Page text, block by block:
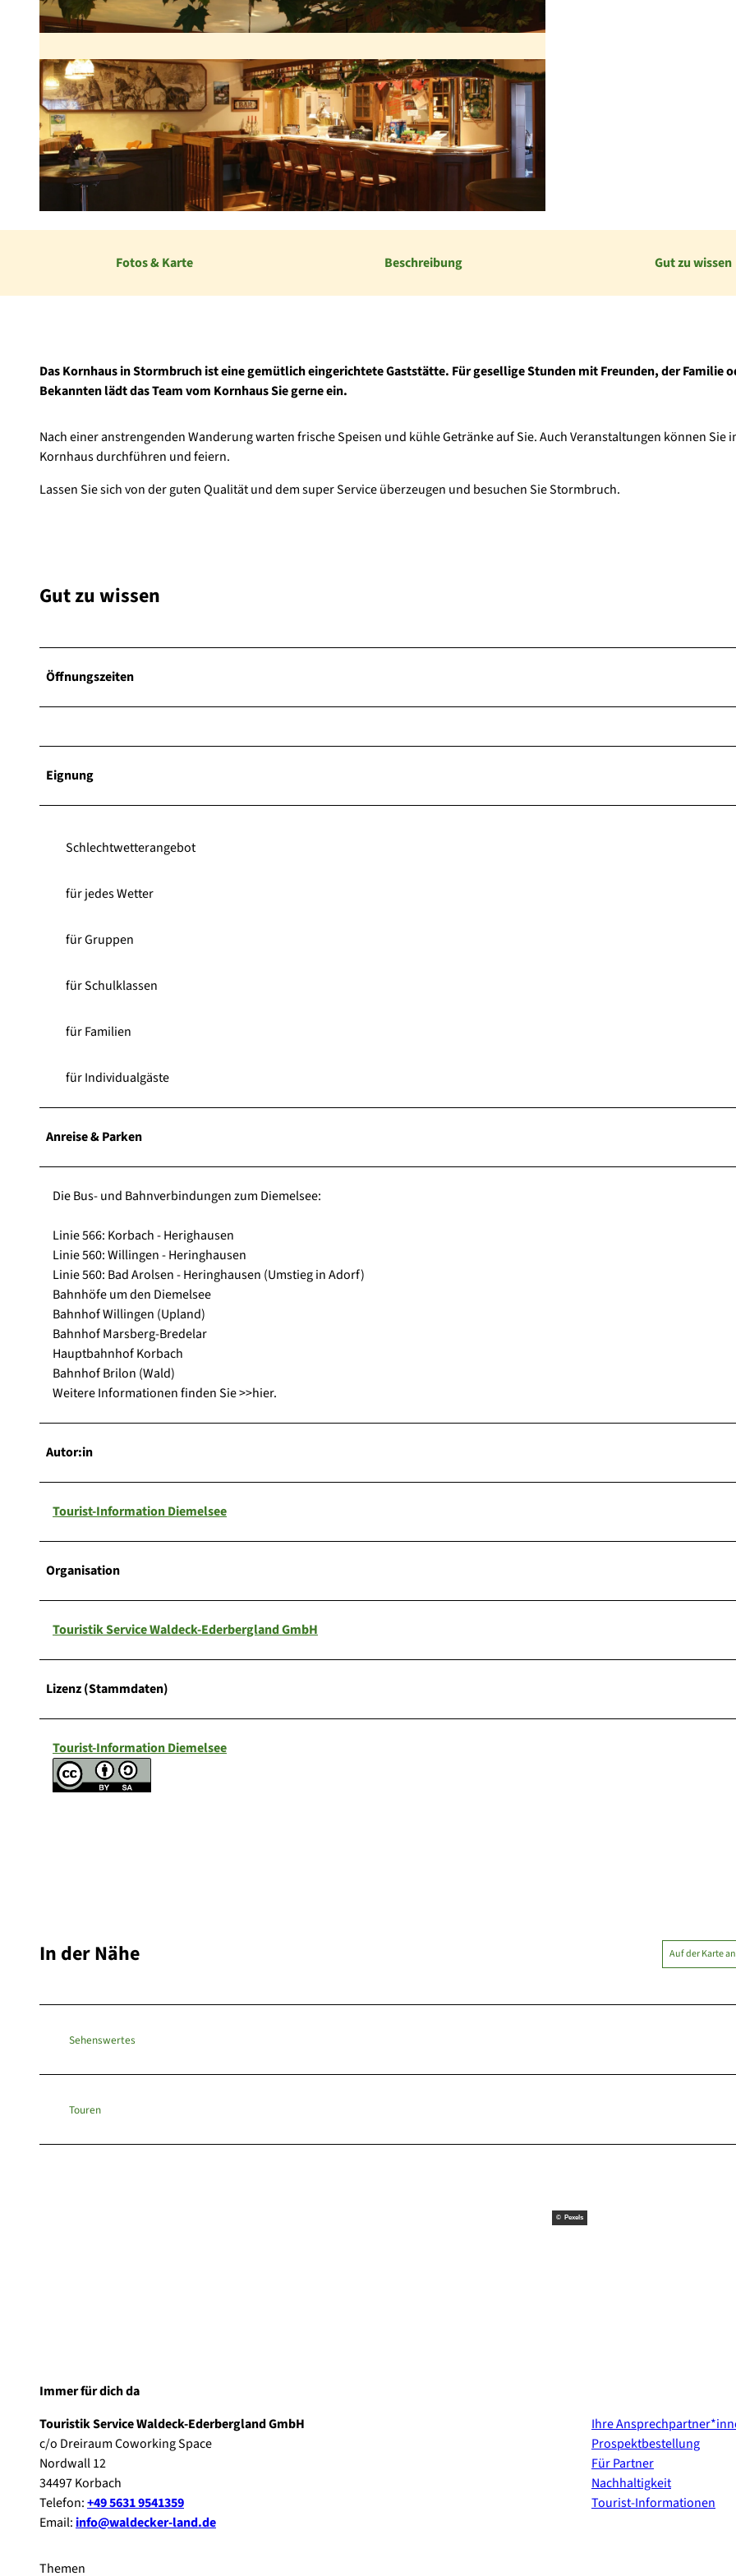
Fotos & Karte Beschreibung Gut zu wissen
Das Kornhaus in Stormbruch ist eine gemütlich eingerichtete Gaststätte. Für gesellige Stunden mit Freunden, der Familie
Bekannten lädt das Team vom Kornhaus Sie gerne ein.
Nach einer anstrengenden Wanderung warten frische Speisen und kühle Getränke auf Sie. Auch Veranstaltungen können Sie
Kornhaus durchführen und feiern.
Lassen Sie sich von der guten Qualität und dem super Service überzeugen und besuchen Sie Stormbruch.
Gut zu wissen
Öffnungszeiten
Eignung
Schlechtwetterangebot
für jedes Wetter
für Gruppen
für Schulklassen
für Familien
für Individualgäste
Anreise & Parken
Die Bus- und Bahnverbindungen zum Diemelsee:
Linie 566: Korbach - Herighausen
Linie 560: Willingen - Heringhausen
Linie 560: Bad Arolsen - Heringhausen (Umstieg in Adorf)
Bahnhöfe um den Diemelsee
Bahnhof Willingen (Upland)
Bahnhof Marsberg-Bredelar
Hauptbahnhof Korbach
Bahnhof Brilon (Wald)
Weitere Informationen finden Sie >>hier.
Autor:in
Tourist-Information Diemelsee
Organisation
Touristik Service Waldeck-Ederbergland GmbH
Lizenz (Stammdaten)
Tourist-Information Diemelsee
In der Nähe Auf der Karte
Sehenswertes
Touren
Immer für dich da
Touristik Service Waldeck-Ederbergland GmbH
c/o Dreiraum Coworking Space
Nordwall 12
34497 Korbach
Telefon:+49 5631 9541359
Email:info@waldecker-land.de
Themen
© Pexels
Ihre
Prospektbestellung
Für Partner
Nachhaltigkeit
Tourist-Informationen